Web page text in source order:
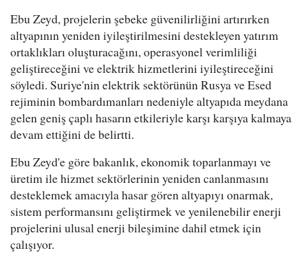
Ebu Zeyd, projelerin şebeke güvenilirliğini artırırken
altyapının yeniden iyileştirilmesini destekleyen yatırım
ortaklıkları oluşturacağını, operasyonel verimliliği
geliştireceğini ve elektrik hizmetlerini iyileştireceğini
söyledi. Suriye'nin elektrik sektörünün Rusya ve Esed
rejiminin bombardımanları nedeniyle altyapıda meydana
gelen geniş çaplı hasarın etkileriyle karşı karşıya kalmaya
devam ettiğini de belirtti.
Ebu Zeyd'e göre bakanlık, ekonomik toparlanmayı ve
üretim ile hizmet sektörlerinin yeniden canlanmasını
desteklemek amacıyla hasar gören altyapıyı onarmak,
sistem performansını geliştirmek ve yenilenebilir enerji
projelerini ulusal enerji bileşimine dahil etmek için
çalışıyor.